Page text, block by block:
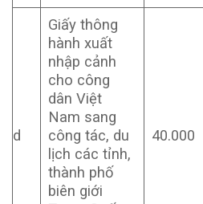
d
Giấy thông
hành xuất
nhập cảnh
cho công
dân Việt
Nam sang
công tác, du
lịch các tỉnh,
thành phố
biên giới
40.000